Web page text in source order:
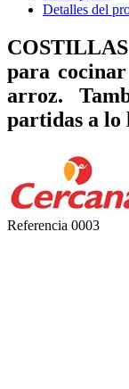
Detalles del
para
arroz.
partidas a lo
Referencia 0003